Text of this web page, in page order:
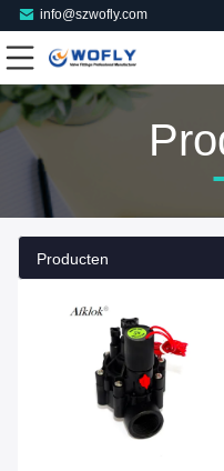
info@szwofly.com
Producten